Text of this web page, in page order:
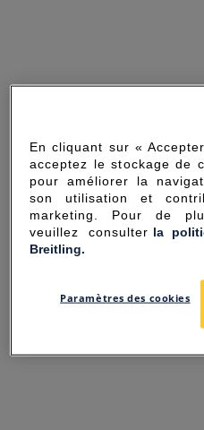
UNEXPECTED
En cliquant sur «
acceptez le stockage de
pour améliorer la
son utilisation et
marketing. Pour de
veuillez consulter la
Breitling.
Paramètres des cookies